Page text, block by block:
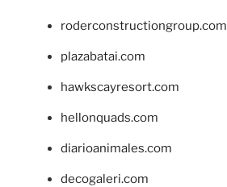
roderconstructiongroup.com
plazabatai.com
hawkscayresort.com
hellonquads.com
diarioanimales.com
decogaleri.com